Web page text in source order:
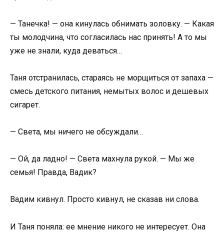
— Танечка! — она кинулась обнимать золовку. — Какая
ты молодчина, что согласилась нас принять! А то мы
уже не знали, куда деваться…
Таня отстранилась, стараясь не морщиться от запаха —
смесь детского питания, немытых волос и дешевых
сигарет.
— Света, мы ничего не обсуждали…
— Ой, да ладно! — Света махнула рукой. — Мы же
семья! Правда, Вадик?
Вадим кивнул. Просто кивнул, не сказав ни слова.
И Таня поняла: ее мнение никого не интересует. Она